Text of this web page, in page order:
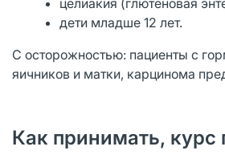
целиакия (глютеновая
дети младше 12 лет.
С осторожностью: пациенты с
яичников и матки, карцинома
Как принимать, курс